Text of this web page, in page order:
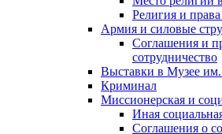
Религия и права
Армия и силовые
Соглашения и
сотрудничество
Выставки в Музее
Криминал
Миссионерская и
Иная
Соглашения о